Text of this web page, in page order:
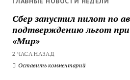
Сбер запустил пилот по
подтверждению льгот
«Мир»
2 ЧАСА НАЗАД
Оставить комментарий